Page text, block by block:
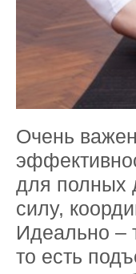
Очень
для полных
силу,
Идеально –
то есть